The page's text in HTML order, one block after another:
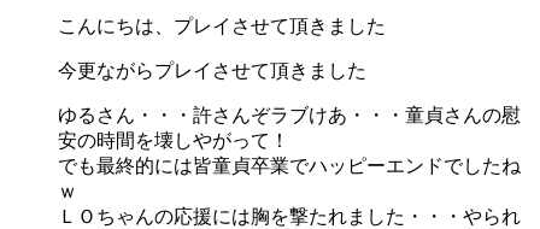
こんにちは、プレイさせて頂きました
今更ながらプレイさせて頂きました
ゆるさん・・・許さんぞラブけあ・・・童貞さんの慰
安の時間を壊しやがって！
でも最終的には皆童貞卒業でハッピーエンドでしたね
ｗ
ＬＯちゃんの応援には胸を撃たれました・・・やられ